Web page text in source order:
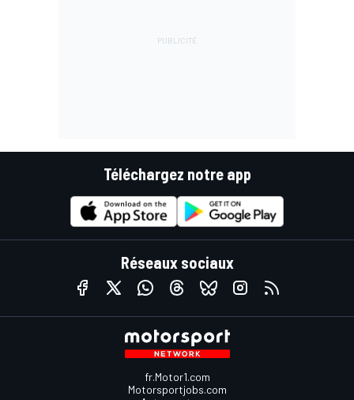
Téléchargez notre app
Réseaux sociaux
fr.Motor1.com
Motorsportjobs.com